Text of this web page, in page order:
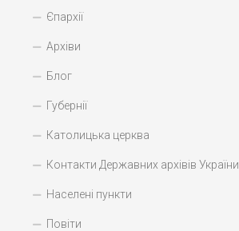
Єпархії
Архіви
Блог
Губернії
Католицька церква
Контакти Державних архівів України
Населені пункти
Повіти